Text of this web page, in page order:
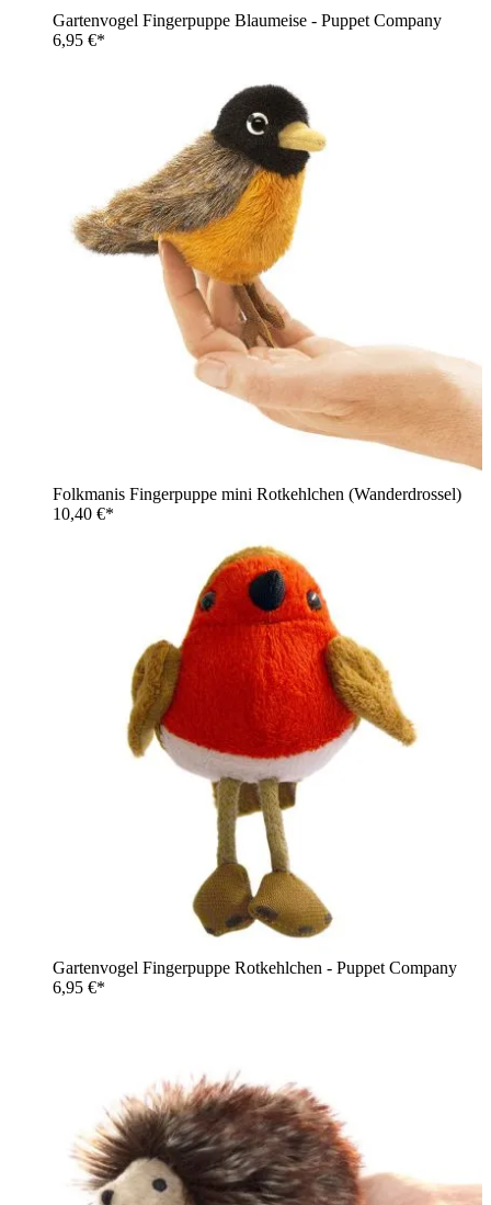
Gartenvogel Fingerpuppe Blaumeise - Puppet Company
6,95 €*
Folkmanis Fingerpuppe mini Rotkehlchen (Wanderdrossel)
10,40 €*
Gartenvogel Fingerpuppe Rotkehlchen - Puppet Company
6,95 €*